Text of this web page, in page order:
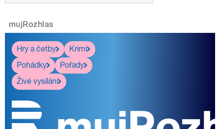
mujRozhlas
Hry a četby
Krimi
Pohádky
Pořady
Živé vysílání